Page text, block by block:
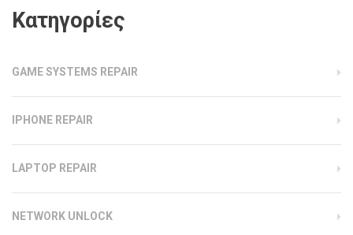
Kατηγορίες
GAME SYSTEMS REPAIR
IPHONE REPAIR
LAPTOP REPAIR
NETWORK UNLOCK